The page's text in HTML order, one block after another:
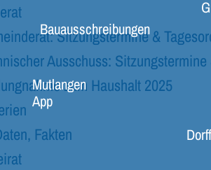
Bauausschreibungen
Mutlangen
App
Sitzungstermine &
Ausschuss:
zum Haushalt 2025
Fakten